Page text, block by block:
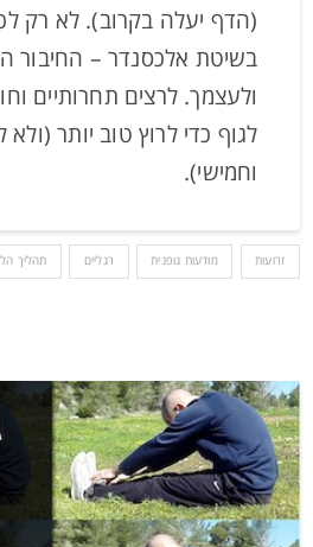
(הדף יעלה בקרוב). לא רק
בשיטת אלכסנדר – החיבור
ולעצמך. לרצים תחרותיים
לגוף כדי לרוץ טוב יותר
וחמישי).
זרועות מודעות גופנית רגליים תהליך